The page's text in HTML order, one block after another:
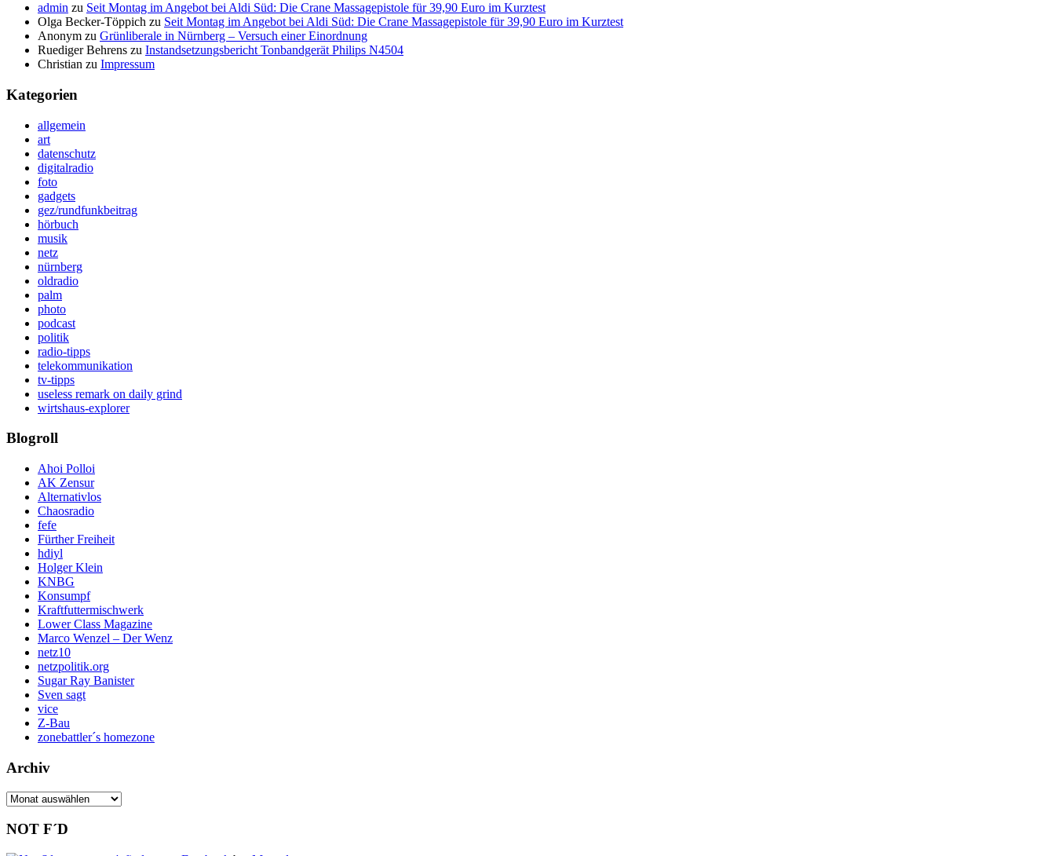
admin zu Seit Montag im Angebot bei Aldi Süd: Die Crane Massagepistole für 39,90 Euro im Kurztest
Olga Becker-Töppich zu Seit Montag im Angebot bei Aldi Süd: Die Crane Massagepistole für 39,90 Euro im Kurztest
Anonym zu Grünliberale in Nürnberg – Versuch einer Einordnung
Ruediger Behrens zu Instandsetzungsbericht Tonbandgerät Philips N4504
Christian zu Impressum
Kategorien
allgemein
art
datenschutz
digitalradio
foto
gadgets
gez/rundfunkbeitrag
hörbuch
musik
netz
nürnberg
oldradio
palm
photo
podcast
politik
radio-tipps
telekommunikation
tv-tipps
useless remark on daily grind
wirtshaus-explorer
Blogroll
Ahoi Polloi
AK Zensur
Alternativlos
Chaosradio
fefe
Fürther Freiheit
hdiyl
Holger Klein
KNBG
Konsumpf
Kraftfuttermischwerk
Lower Class Magazine
Marco Wenzel – Der Wenz
netz10
netzpolitik.org
Sugar Ray Banister
Sven sagt
vice
Z-Bau
zonebattler´s homezone
Archiv
Archiv
NOT F´D